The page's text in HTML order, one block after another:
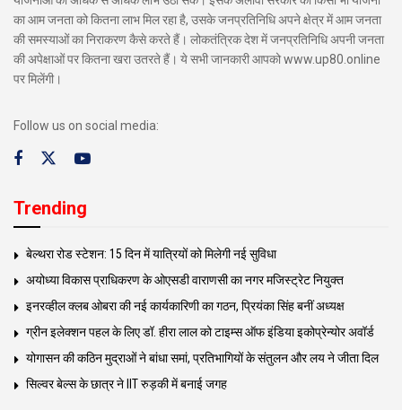
का आम जनता को कितना लाभ मिल रहा है, उसके जनप्रतिनिधि अपने क्षेत्र में आम जनता
की समस्याओं का निराकरण कैसे करते हैं। लोकतंत्रिक देश में जनप्रतिनिधि अपनी जनता
की अपेक्षाओं पर कितना खरा उतरते हैं। ये सभी जानकारी आपको www.up80.online
पर मिलेंगी।
Follow us on social media:
Trending
बेल्थरा रोड स्टेशन: 15 दिन में यात्रियों को मिलेगी नई सुविधा
अयोध्या विकास प्राधिकरण के ओएसडी वाराणसी का नगर मजिस्ट्रेट नियुक्त
इनरव्हील क्लब ओबरा की नई कार्यकारिणी का गठन, प्रियंका सिंह बनीं अध्यक्ष
ग्रीन इलेक्शन पहल के लिए डॉ. हीरा लाल को टाइम्स ऑफ इंडिया इकोप्रेन्योर अवॉर्ड
योगासन की कठिन मुद्राओं ने बांधा समां, प्रतिभागियों के संतुलन और लय ने जीता दिल
सिल्वर बेल्स के छात्र ने IIT रुड़की में बनाई जगह